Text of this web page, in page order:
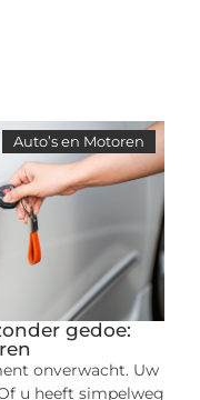
Auto’s en Motoren
gedoe:
onverwacht. Uw
u heeft simpelweg